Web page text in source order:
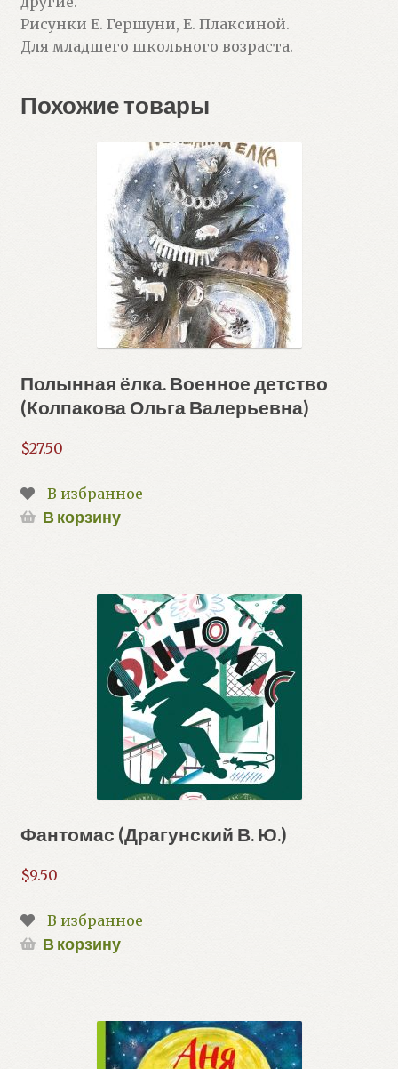
Рисунки Е. Гершуни, Е. Плаксиной.
Для младшего школьного возраста.
Похожие товары
Полынная ёлка. Военное детство
(Колпакова Ольга Валерьевна)
$27.50
В избранное
В корзину
Фантомас (Драгунский В. Ю.)
$9.50
В избранное
В корзину